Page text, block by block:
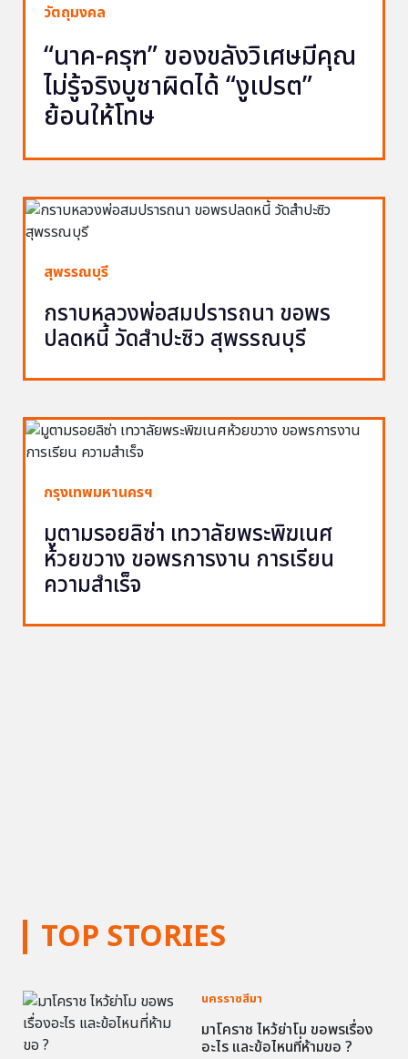
TOP STORIES
นครราชสีมา
มาโคราช ไหว้ย่าโม ขอพรเรื่อง
อะไร และข้อไหนที่ห้ามขอ ?
วัตถุมงคล
“นาค-ครุฑ” ของขลังวิเศษมีคุณ
ไม่รู้จริงบูชาผิดได้ “งูเปรต”
ย้อนให้โทษ
สุพรรณบุรี
กราบหลวงพ่อสมปรารถนา ขอพร
ปลดหนี้ วัดสำปะซิว สุพรรณบุรี
กรุงเทพมหานครฯ
มูตามรอยลิซ่า เทวาลัยพระพิฆเนศ
ห้วยขวาง ขอพรการงาน การเรียน
ความสำเร็จ